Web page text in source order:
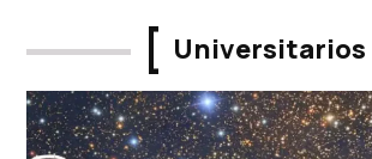
Universitarios